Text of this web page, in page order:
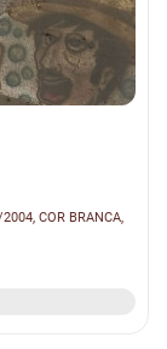
COR BRANCA,